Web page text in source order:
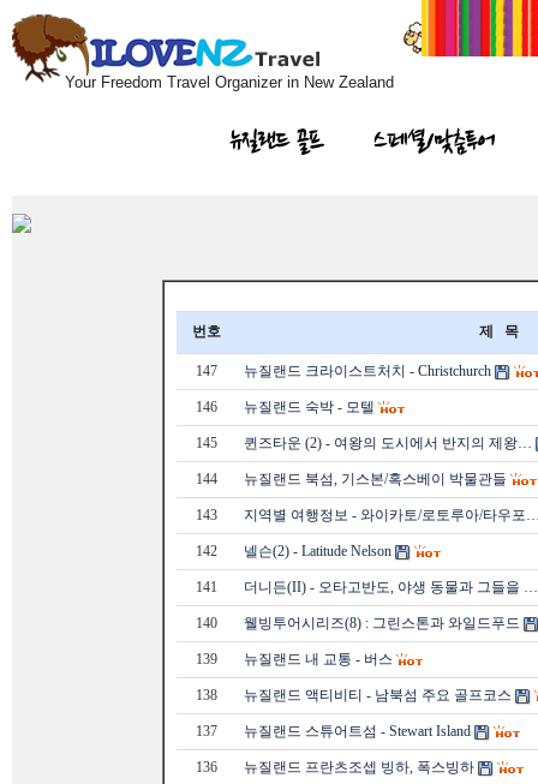
Your Freedom Travel Organizer in New Zealand
뉴질랜드 골프 스페셜/맞춤투어
번호 제 목
147 뉴질랜드 크라이스트처치 - Christchurch
146 뉴질랜드 숙박 - 모텔
145 퀸즈타운 (2) - 여왕의 도시에서 반지의 제왕…
144 뉴질랜드 북섬, 기스본/혹스베이 박물관들
143 지역별 여행정보 - 와이카토/로토루아/타우포
142 넬슨(2) - Latitude Nelson
141 더니든(II) - 오타고반도, 야생 동물과 그들을 …
140 웰빙투어시리즈(8) : 그린스톤과 와일드푸드
139 뉴질랜드 내 교통 - 버스
138 뉴질랜드 액티비티 - 남북섬 주요 골프코스
137 뉴질랜드 스튜어트섬 - Stewart Island
136 뉴질랜드 프란츠조셉 빙하, 폭스빙하